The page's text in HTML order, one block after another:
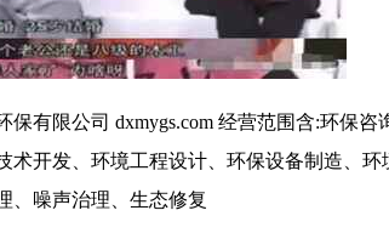
有限公司 dxmygs.com 经营范围含:环保
开发、环境工程设计、环保设备制造、环
、噪声治理、生态修复